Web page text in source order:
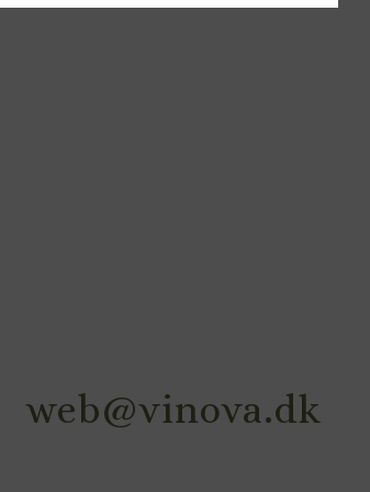
web@vinova.dk